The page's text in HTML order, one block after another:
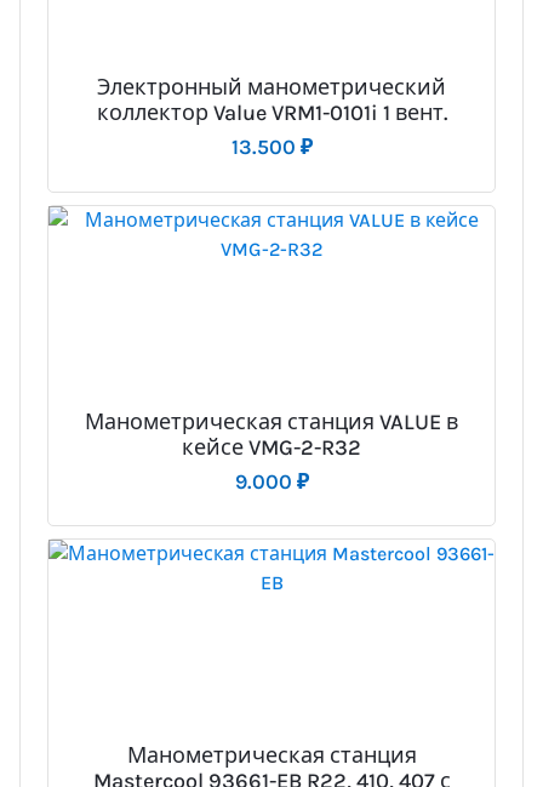
Электронный манометрический
коллектор Value VRM1-0101i 1 вент.
13.500 ₽
Манометрическая станция VALUE в
кейсе VMG-2-R32
9.000 ₽
Манометрическая станция
Mastercool 93661-EB R22, 410, 407 с